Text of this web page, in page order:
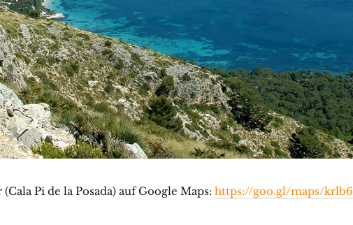
Pi de la Posada) auf Google Maps: https://goo.gl/maps/krlb6